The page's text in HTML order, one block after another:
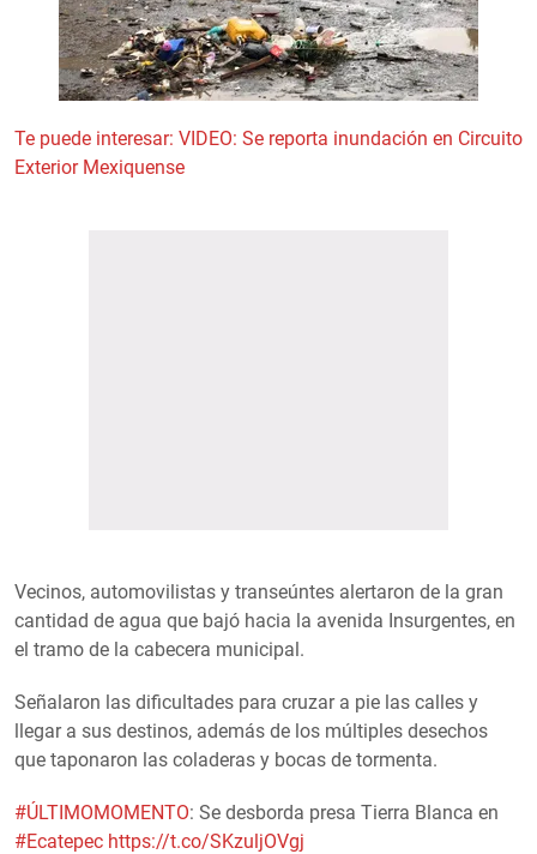
Te puede interesar: VIDEO: Se reporta inundación en Circuito
Exterior Mexiquense
Vecinos, automovilistas y transeúntes alertaron de la gran
cantidad de agua que bajó hacia la avenida Insurgentes, en
el tramo de la cabecera municipal.
Señalaron las dificultades para cruzar a pie las calles y
llegar a sus destinos, además de los múltiples desechos
que taponaron las coladeras y bocas de tormenta.
#ÚLTIMOMOMENTO: Se desborda presa Tierra Blanca en
#Ecatepec https://t.co/SKzuljOVgj